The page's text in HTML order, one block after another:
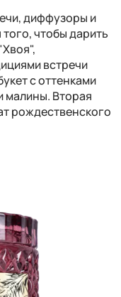
диффузоры и
чтобы дарить
встречи
с оттенками
малины. Вторая
рождественского